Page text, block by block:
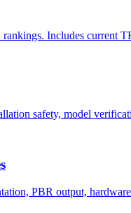
Includes current
safety, model
PBR output,